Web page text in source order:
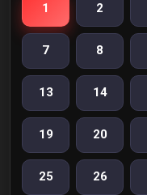
1 2
7 8
13 14
19 20
25 26